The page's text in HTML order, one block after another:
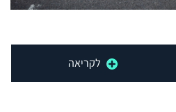
לקריאה